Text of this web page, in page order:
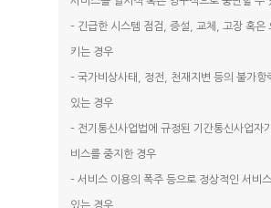
– 긴급한 시스템 점검, 증설, 교체, 고장 혹은
키는 경우
– 국가비상사태, 정전, 천재지변 등의 불가항
있는 경우
– 전기통신사업법에 규정된 기간통신사업자
비스를 중지한 경우
– 서비스 이용의 폭주 등으로 정상적인 서비
있는 경우